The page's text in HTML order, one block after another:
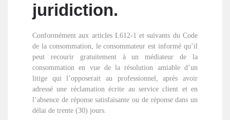
juridiction.
Conformément aux articles L612-1 et suivants du Code
de la consommation, le consommateur est informé qu’il
peut recourir gratuitement à un médiateur de la
consommation en vue de la résolution amiable d’un
litige qui l’opposerait au professionnel, après avoir
adressé une réclamation écrite au service client et en
l’absence de réponse satisfaisante ou de réponse dans un
délai de trente (30) jours.